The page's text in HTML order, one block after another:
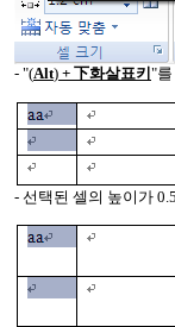
- "(Alt) + 下화살표키 "를
- 선택된 셀의 높이가